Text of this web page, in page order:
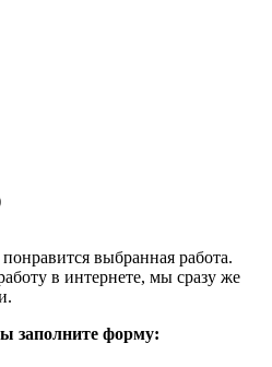
выбранная работа.
в интернете, мы сразу же
заполните форму: